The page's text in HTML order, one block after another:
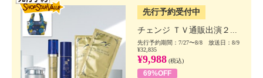
先行予約受付中
チェンジ ＴＶ通販出演２...
先行予約期間：7/27〜8/8 放送日：8/9
¥32,835
¥9,988 (税込)
69%OFF